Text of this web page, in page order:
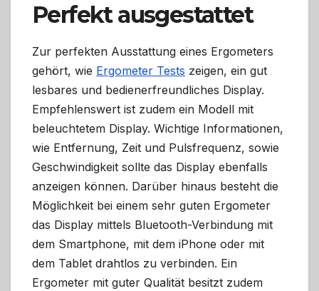
Perfekt ausgestattet
Zur perfekten Ausstattung eines Ergometers
gehört, wie Ergometer Tests zeigen, ein gut
lesbares und bedienerfreundliches Display.
Empfehlenswert ist zudem ein Modell mit
beleuchtetem Display. Wichtige Informationen,
wie Entfernung, Zeit und Pulsfrequenz, sowie
Geschwindigkeit sollte das Display ebenfalls
anzeigen können. Darüber hinaus besteht die
Möglichkeit bei einem sehr guten Ergometer
das Display mittels Bluetooth-Verbindung mit
dem Smartphone, mit dem iPhone oder mit
dem Tablet drahtlos zu verbinden. Ein
Ergometer mit guter Qualität besitzt zudem